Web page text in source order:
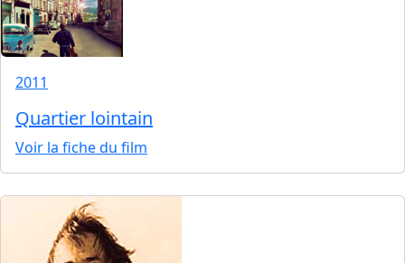
2011
Quartier lointain
Voir la fiche du film